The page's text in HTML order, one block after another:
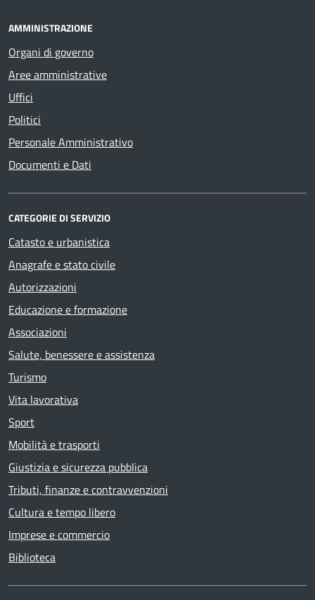
AMMINISTRAZIONE
Organi di governo
Aree amministrative
Uffici
Politici
Personale Amministrativo
Documenti e Dati
CATEGORIE DI SERVIZIO
Catasto e urbanistica
Anagrafe e stato civile
Autorizzazioni
Educazione e formazione
Associazioni
Salute, benessere e assistenza
Turismo
Vita lavorativa
Sport
Mobilità e trasporti
Giustizia e sicurezza pubblica
Tributi, finanze e contravvenzioni
Cultura e tempo libero
Imprese e commercio
Biblioteca